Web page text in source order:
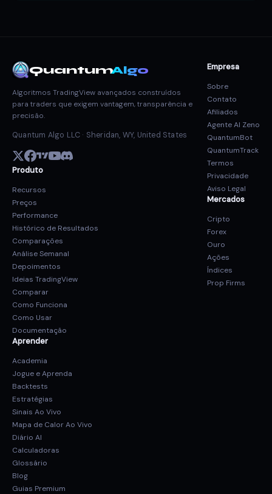
QuantumAlgo
Algoritmos TradingView avançados construídos
para traders que exigem vantagem, transparência e
precisão.
Quantum Algo LLC · Sheridan, WY, United States
Produto
Recursos
Preços
Performance
Histórico de Resultados
Comparações
Análise Semanal
Depoimentos
Ideias TradingView
Comparar
Como Funciona
Como Usar
Documentação
Aprender
Academia
Jogue e Aprenda
Backtests
Estratégias
Sinais Ao Vivo
Mapa de Calor Ao Vivo
Diário AI
Calculadoras
Glossário
Blog
Guias Premium
Empresa
Sobre
Contato
Afiliados
Agente AI Zeno
QuantumBot
QuantumTrack
Termos
Privacidade
Aviso Legal
Mercados
Cripto
Forex
Ouro
Ações
Índices
Prop Firms